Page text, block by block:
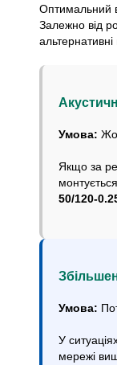
Оптимальний
Залежно від
альтернативні
Умова:
Якщо за
50/120-
Умова:
У
мережі